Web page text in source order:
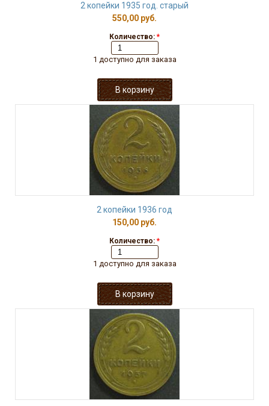
2 копейки 1935 год. старый
550,00 руб.
Количество: *
1 доступно для заказа
2 копейки 1936 год
150,00 руб.
Количество: *
1 доступно для заказа